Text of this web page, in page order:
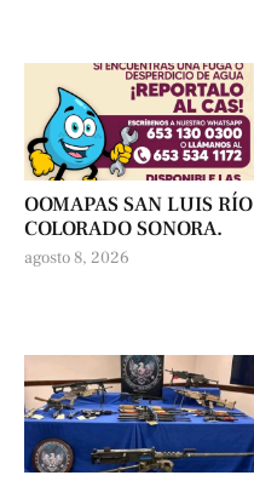
OOMAPAS SAN LUIS RÍO
COLORADO SONORA.
agosto 8, 2026